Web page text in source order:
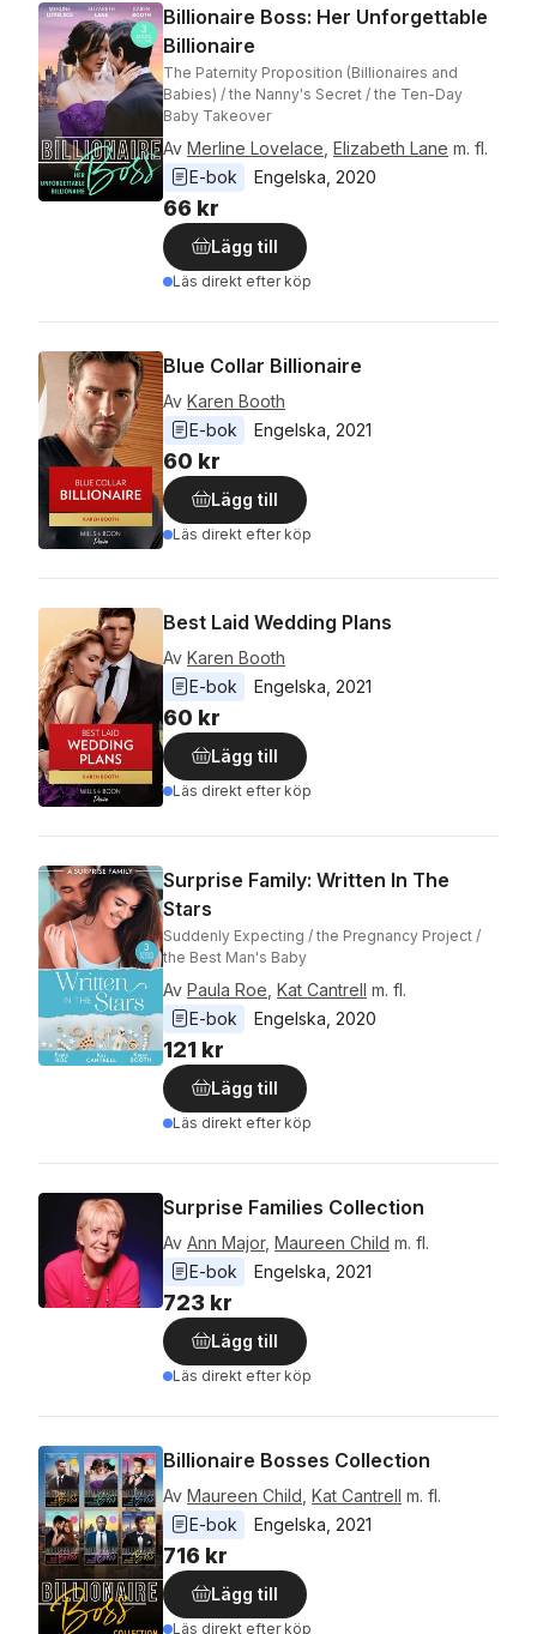
Billionaire Boss: Her Unforgettable
Billionaire
The Paternity Proposition (Billionaires and
Babies) / the Nanny's Secret / the Ten-Day
Baby Takeover
Av Merline Lovelace Elizabeth Lane m. fl.
E-bok
Engelska 2020
66 kr
Lägg till
Läs direkt efter köp
Blue Collar Billionaire
Av Karen Booth
E-bok
Engelska 2021
60 kr
Lägg till
Läs direkt efter köp
Best Laid Wedding Plans
Av Karen Booth
E-bok
Engelska 2021
60 kr
Lägg till
Läs direkt efter köp
Surprise Family: Written In The
Stars
Suddenly Expecting / the Pregnancy Project /
the Best Man's Baby
Av Paula Roe Kat Cantrell m. fl.
E-bok
Engelska 2020
121 kr
Lägg till
Läs direkt efter köp
Surprise Families Collection
Av Ann Major, Maureen Child m. fl.
E-bok
Engelska 2021
723 kr
Lägg till
Läs direkt efter köp
Billionaire Bosses Collection
Av Maureen Child Kat Cantrell m. fl.
E-bok
Engelska 2021
716 kr
Lägg till
Läs direkt efter köp